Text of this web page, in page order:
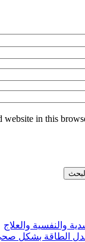
website in this
البحث
والنفسية والعلاج
الطاقة بشكل صحي